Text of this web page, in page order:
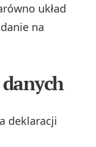
układ
na
deklaracji